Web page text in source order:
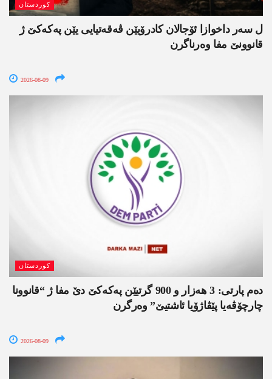
کوردستان
ل سەر داخوازا ئۆجالان کادرۆیێن ڤەقەتیایی یێن پەکەکێ ژ
قانوونێ مفا وەرناگرن
2026-08-09
کوردستان
دەم پارتی: 3 ھەزار و 900 گرتیێن پەکەکێ دێ مفا ژ “قانوونا
چارچۆڤەیا پێڤاژۆیا ئاشتیێ” وەرگرن
2026-08-09